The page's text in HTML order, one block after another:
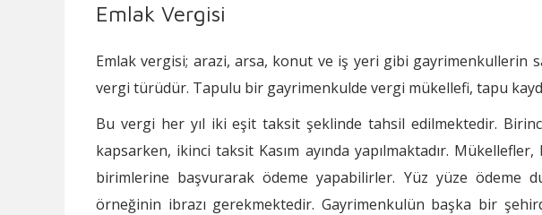
Emlak Vergisi
Emlak vergisi; arazi, arsa, konut ve iş yeri gibi gayrimenkullerin
vergi türüdür. Tapulu bir gayrimenkulde vergi mükellefi, tapu
Bu vergi her yıl iki eşit taksit şeklinde tahsil edilmektedir.
kapsarken, ikinci taksit Kasım ayında yapılmaktadır.
birimlerine başvurarak ödeme yapabilirler. Yüz yüze ödeme
örneğinin ibrazı gerekmektedir. Gayrimenkulün başka bir